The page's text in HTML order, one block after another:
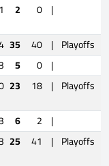
1 2 0 |
35 40 | Playoffs
3 5 0 |
23 18 | Playoffs
3 6 2 |
25 41 | Playoffs